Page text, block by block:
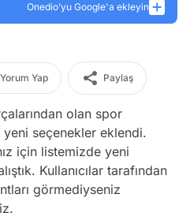
Onedio’yu Google'a ekleyin
Yorum Yap Paylaş
olan spor
seçenekler eklendi.
için listemizde yeni
Kullanıcılar tarafından
görmediyseniz